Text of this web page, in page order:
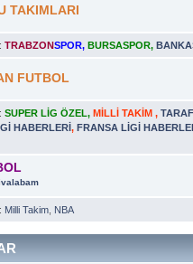
TAKIMLARI
:TRABZONSPOR,BURSASPOR,
FUTBOL
:SUPER LİG ÖZEL,MİLLİ TAKİM,
HABERLERİ,FRANSA LİGİ
: Milli Takim NBA